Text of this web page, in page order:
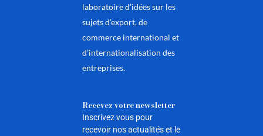
laboratoire d’idées sur les
sujets d’export, de
commerce international et
d’internationalisation des
entreprises.
Recevez votre newsletter
Inscrivez vous pour
recevoir nos actualités et le